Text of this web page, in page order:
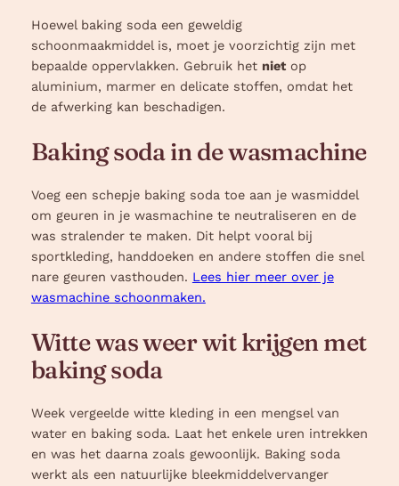
Hoewel baking soda een geweldig
schoonmaakmiddel is, moet je voorzichtig zijn met
bepaalde oppervlakken. Gebruik het nietop
aluminium, marmer en delicate stoffen, omdat het
de afwerking kan beschadigen.
Baking soda in de wasmachine
Voeg een schepje baking soda toe aan je wasmiddel
om geuren in je wasmachine te neutraliseren en de
was stralender te maken. Dit helpt vooral bij
sportkleding, handdoeken en andere stoffen die snel
nare geuren vasthouden. Lees hier meer over je
wasmachine schoonmaken.
Witte was weer wit krijgen met
baking soda
Week vergeelde witte kleding in een mengsel van
water en baking soda. Laat het enkele uren intrekken
en was het daarna zoals gewoonlijk. Baking soda
werkt als een natuurlijke bleekmiddelvervanger